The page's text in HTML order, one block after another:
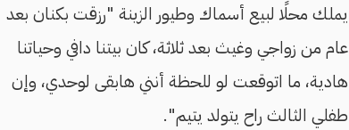
يملك محلًا لبيع أسماك وطيور الزينة "رزقت بكنان بعد
عام من زواجي وغيث بعد ثلاثة، كان بيتنا دافي وحياتنا
هادية، ما اتوقعت لو للحظة أنني هابقى لوحدي، وإن
طفلي الثالث راح يتولد يتيم".